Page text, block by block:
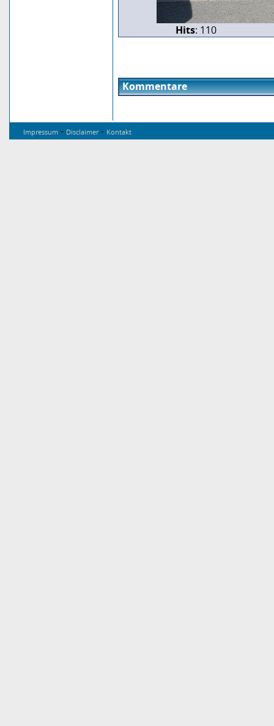
Hits: 110
Kommentare
Impressum - Disclaimer- Kontakt